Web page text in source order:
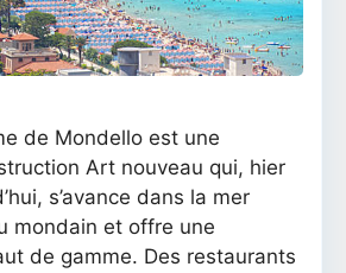
de Mondello est une
Art nouveau qui, hier
s’avance dans la mer
mondain et offre une
de gamme. Des restaurants